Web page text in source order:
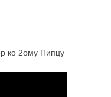
ко 2ому Пипцу